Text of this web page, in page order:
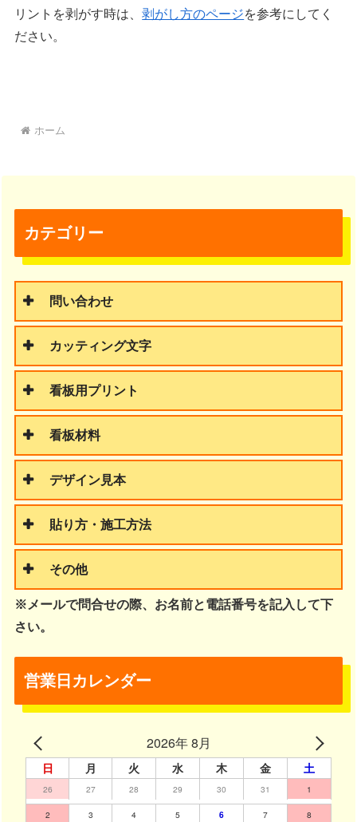
リントを剥がす時は、剥がし方のページを参考にしてく
ださい。
ホーム
カテゴリー
問い合わせ
カッティング文字
看板用プリント
看板材料
デザイン見本
貼り方・施工方法
その他
※メールで問合せの際、お名前と電話番号を記入して下
さい。
営業日カレンダー
2026年 8月
日 月 火 水 木 金 土
26 27 28 29 30 31 1
2 3 4 5 6 7 8